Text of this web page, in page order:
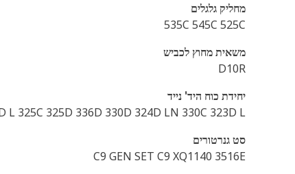
מחליק גלגלים
535C 545C 525C
משאית מחוץ לכביש
D10R
יחידת כוח היד' נייד
L 325C 325D 336D 330D 324D LN 330C 323D L
סט גנרטורים
C9 GEN SET C9 XQ1140 3516E